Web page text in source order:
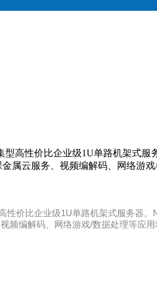
高性价比企业级1U单路机架式
属云服务、视频编解码、网络游戏
价比企业级1U单路机架式服务器
频编解码、网络游戏/数据处理等应用